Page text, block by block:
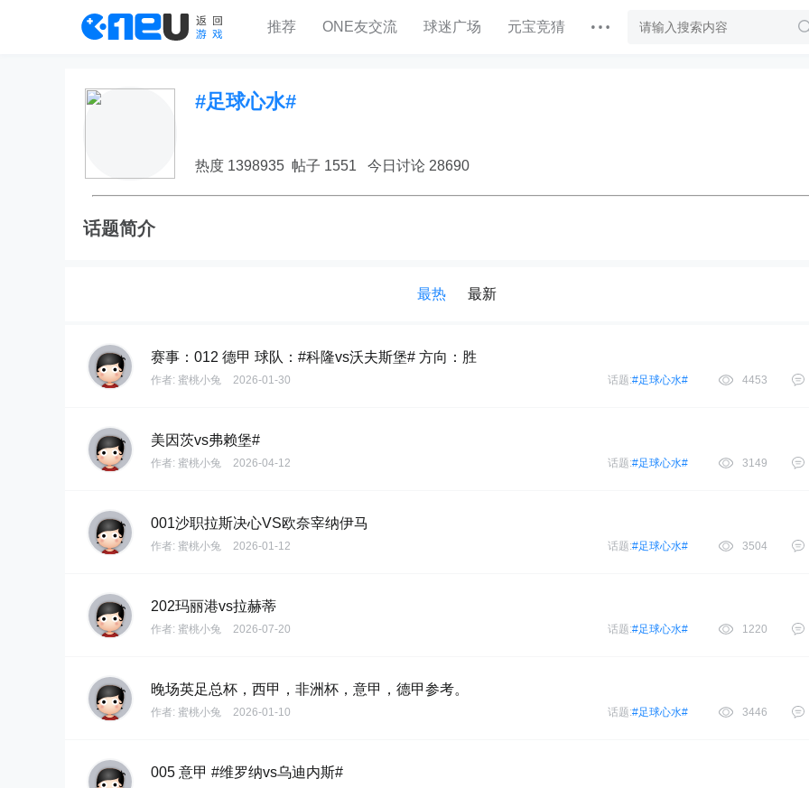
推荐 ONE友交流 球迷广场 元宝竞猜
#足球心水#
热度 1398935 帖子 1551 今日讨论 28690
话题简介
最热 最新
赛事：012 德甲 球队：#科隆vs沃夫斯堡# 方向：胜
作者: 蜜桃小兔 2026-01-30 话题:#足球心水# 4453
美因茨vs弗赖堡#
作者: 蜜桃小兔 2026-04-12 话题:#足球心水# 3149
001沙职拉斯决心VS欧奈宰纳伊马
作者: 蜜桃小兔 2026-01-12 话题:#足球心水# 3504
202玛丽港vs拉赫蒂
作者: 蜜桃小兔 2026-07-20 话题:#足球心水# 1220
晚场英足总杯，西甲，非洲杯，意甲，德甲参考。
作者: 蜜桃小兔 2026-01-10 话题:#足球心水# 3446
005 意甲 #维罗纳vs乌迪内斯#